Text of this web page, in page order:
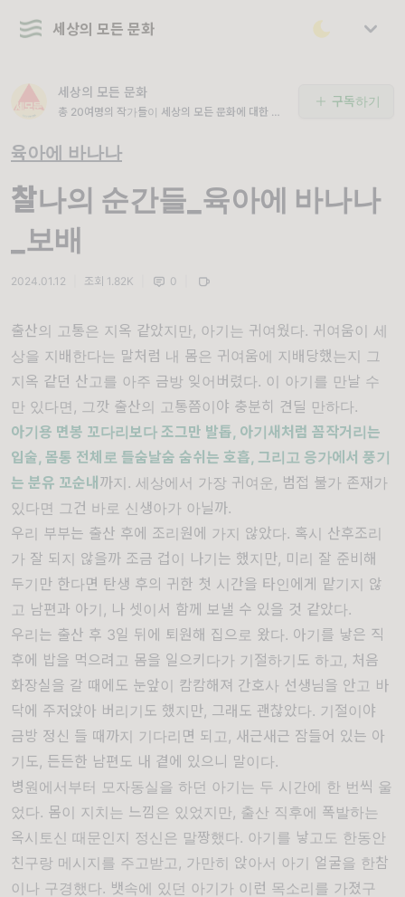
세상의 모든 문화
세상의 모든 문화
총 20여명의 작가들이 세상의 모든 문화에 대한 이
구독하기
육아에 바나나
찰나의 순간들_육아에 바나나
_보배
2024.01.12 조회 1.82K 0
출산의 고통은 지옥 같았지만, 아기는 귀여웠다. 귀여움이 세
상을 지배한다는 말처럼 내 몸은 귀여움에 지배당했는지 그
지옥 같던 산고를 아주 금방 잊어버렸다. 이 아기를 만날 수
만 있다면, 그깟 출산의 고통쯤이야 충분히 견딜 만하다.
아기용 면봉 꼬다리보다 조그만 발톱, 아기새처럼 꼼작거리는
입술, 몸통 전체로 들숨날숨 숨쉬는 호흡, 그리고 응가에서 풍기
는 분유 꼬순내 까지. 세상에서 가장 귀여운, 범접 불가 존재가
있다면 그건 바로 신생아가 아닐까.
우리 부부는 출산 후에 조리원에 가지 않았다. 혹시 산후조리
가 잘 되지 않을까 조금 겁이 나기는 했지만, 미리 잘 준비해
두기만 한다면 탄생 후의 귀한 첫 시간을 타인에게 맡기지 않
고 남편과 아기 , 나 셋이서 함께 보낼 수 있을 것 같았다.
우리는 출산 후 3일 뒤에 퇴원해 집으로 왔다. 아기를 낳은 직
후에 밥을 먹으려고 몸을 일으키다가 기절하기도 하고 , 처음
화장실을 갈 때에도 눈앞이 캄캄해져 간호사 선생님을 안고 바
닥에 주저앉아 버리기도 했지만, 그래도 괜찮았다. 기절이야
금방 정신 들 때까지 기다리면 되고 , 새근새근 잠들어 있는 아
기도, 든든한 남편도 내 곁에 있으니 말이다.
병원에서부터 모자동실을 하던 아기는 두 시간에 한 번씩 울
었다. 몸이 지치는 느낌은 있었지만, 출산 직후에 폭발하는
옥시토신 때문인지 정신은 말짱했다. 아기를 낳고도 한동안
친구랑 메시지를 주고받고 , 가만히 앉아서 아기 얼굴을 한참
이나 구경했다. 뱃속에 있던 아기가 이런 목소리를 가졌구